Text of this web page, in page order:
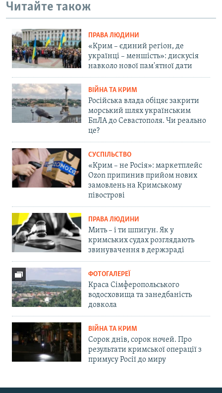
Читайте також
ПРАВА ЛЮДИНИ
«Крим – єдиний регіон, де
українці – меншість»: дискусія
навколо нової пам'ятної дати
ВІЙНА ТА КРИМ
Російська влада обіцяє закрити
морський шлях українським
БпЛА до Севастополя. Чи реально
це?
СУСПІЛЬСТВО
«Крим – не Росія»: маркетплейс
Ozon припинив прийом нових
замовлень на Кримському
півострові
ПРАВА ЛЮДИНИ
Мить – і ти шпигун. Як у
кримських судах розглядають
звинувачення в держзраді
ФОТОГАЛЕРЕЇ
Краса Сімферопольського
водосховища та занедбаність
довкола
ВІЙНА ТА КРИМ
Сорок днів, сорок ночей. Про
результати кримської операції з
примусу Росії до миру